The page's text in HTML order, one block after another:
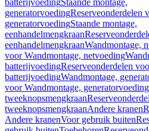
batterijvoedingStaande montage,
generatorvoedingReserveonderdelen
generatorvoedingStaande montage,
eenhandelmengkraan
eenhandelmengkraanWandmontage,
voor Wandmontage, netvoeding
batterijvoedingReserveonderdelen
batterijvoedingWandmontage,
voor Wandmontage, generatorvoeding
tweeknopsmengkraan
tweeknopsmengkraanAndere kranen
Andere kranenVoor gebruik buiten